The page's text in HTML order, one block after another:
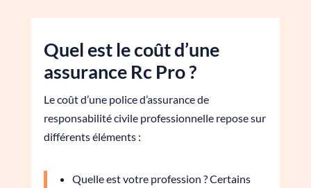
Quel est le coût d’une
assurance Rc Pro ?
Le coût d’une police d’assurance de
responsabilité civile professionnelle repose sur
différents éléments :
Quelle est votre profession ? Certains